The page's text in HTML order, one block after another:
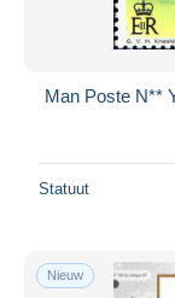
Man Poste N**
Statuut
Nieuw